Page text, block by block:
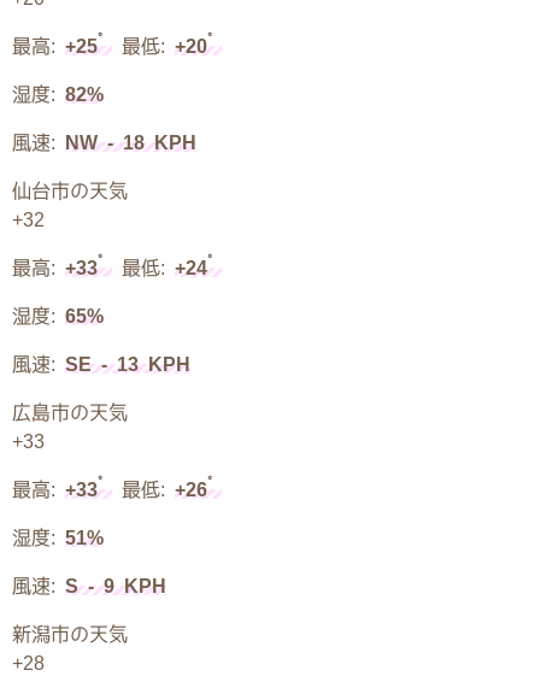
最高: +25° 最低: +20°
湿度: 82%
風速: NW - 18 KPH
仙台市の天気
+32
最高: +33° 最低: +24°
湿度: 65%
風速: SE - 13 KPH
広島市の天気
+33
最高: +33° 最低: +26°
湿度: 51%
風速: S - 9 KPH
新潟市の天気
+28